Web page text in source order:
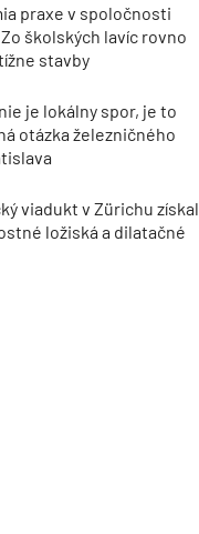
praxe v spoločnosti
školských lavíc rovno
stavby
je lokálny spor, je to
otázka železničného
viadukt v Zürichu získal
ložiská a dilatačné